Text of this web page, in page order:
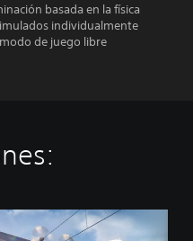
basada en la física
individualmente
de juego libre